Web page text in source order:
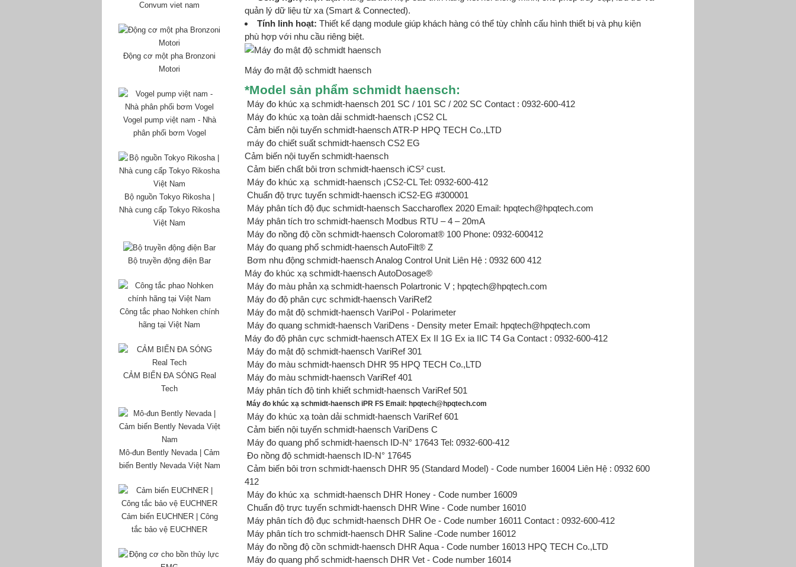
quản lý dữ liệu từ xa (Smart & Connected).
Tính linh hoạt: Thiết kế dạng module giúp khách hàng có thể tùy chỉnh cấu hình thiết bị và phụ kiện
phù hợp với nhu cầu riêng biệt.
Máy đo mật độ schmidt haensch
*Model sản phẩm schmidt haensch:
Máy đo khúc xạ schmidt-haensch 201 SC / 101 SC / 202 SC Contact : 0932-600-412
Máy đo khúc xạ toàn dải schmidt-haensch ¡CS2 CL
Cảm biến nội tuyến schmidt-haensch ATR-P HPQ TECH Co.,LTD
máy đo chiết suất schmidt-haensch CS2 EG
Cảm biến nội tuyến schmidt-haensch
Cảm biến chất bôi trơn schmidt-haensch iCS² cust.
Máy đo khúc xạ schmidt-haensch ¡CS2-CL Tel: 0932-600-412
Chuẩn độ trực tuyến schmidt-haensch iCS2-EG #300001
Máy phân tích độ đục schmidt-haensch Saccharoflex 2020 Email: hpqtech@hpqtech.com
Máy phân tích tro schmidt-haensch Modbus RTU – 4 – 20mA
Máy đo nồng độ cồn schmidt-haensch Coloromat® 100 Phone: 0932-600412
Máy đo quang phổ schmidt-haensch AutoFilt® Z
Bơm nhu động schmidt-haensch Analog Control Unit Liên Hệ : 0932 600 412
Máy đo khúc xạ schmidt-haenschAutoDosage®
Máy đo màu phản xạ schmidt-haensch Polartronic V ; hpqtech@hpqtech.com
Máy đo độ phân cực schmidt-haensch VariRef2
Máy đo mật độ schmidt-haensch VariPol - Polarimeter
Máy đo quang schmidt-haensch VariDens - Density meter Email: hpqtech@hpqtech.com
Máy đo độ phân cực schmidt-haensch ATEX Ex II 1G Ex ia IIC T4 Ga Contact : 0932-600-412
Máy đo mật độ schmidt-haensch VariRef 301
Máy đo màu schmidt-haensch DHR 95 HPQ TECH Co.,LTD
Máy đo màu schmidt-haensch VariRef 401
Máy phân tích độ tinh khiết schmidt-haensch VariRef 501
Máy đo khúc xạ schmidt-haensch iPR FS Email: hpqtech@hpqtech.com
Máy đo khúc xạ toàn dải schmidt-haensch VariRef 601
Cảm biến nội tuyến schmidt-haensch VariDens C
Máy đo quang phổ schmidt-haensch ID-N° 17643 Tel: 0932-600-412
Đo nồng độ schmidt-haensch ID-N° 17645
Cảm biến bôi trơn schmidt-haensch DHR 95 (Standard Model) - Code number 16004 Liên Hệ : 0932 600
412
Máy đo khúc xạ schmidt-haensch DHR Honey - Code number 16009
Chuẩn độ trực tuyến schmidt-haensch DHR Wine - Code number 16010
Máy phân tích độ đục schmidt-haensch DHR Oe - Code number 16011 Contact : 0932-600-412
Máy phân tích tro schmidt-haensch DHR Saline -Code number 16012
Máy đo nồng độ cồn schmidt-haensch DHR Aqua - Code number 16013 HPQ TECH Co.,LTD
Máy đo quang phổ schmidt-haensch DHR Vet - Code number 16014
Convum viet nam
Động cơ một pha Bronzoni
Motori
Vogel pump việt nam - Nhà
phân phối bơm Vogel
Bộ nguồn Tokyo Rikosha |
Nhà cung cấp Tokyo Rikosha
Việt Nam
Bộ truyền động điện Bar
Công tắc phao Nohken chính
hãng tại Việt Nam
CẢM BIẾN ĐA SÓNG Real
Tech
Mô-đun Bently Nevada | Cảm
biến Bently Nevada Việt Nam
Cảm biến EUCHNER | Công
tắc bảo vệ EUCHNER